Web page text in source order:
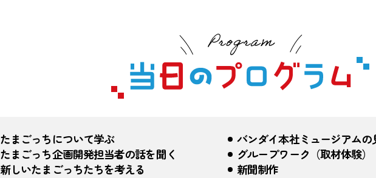
たまごっちについて学ぶ
たまごっち企画開発担当者の話を聞く
新しいたまごっちたちを考える
バンダイ本社ミュージアムの
グループワーク（取材体験）
新聞制作